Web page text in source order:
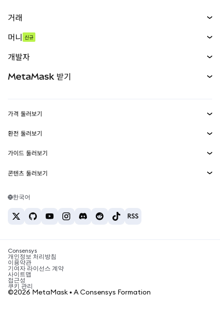
거래
무기한 선물
실물자산
머니 신규
개발자
MetaMask Connect
Snaps
웹3 서비스
MetaMask 받기
보안
고객 지원
채용
가격 둘러보기
이더리움 가격
솔라나 가격
테더 가격
환전 둘러보기
ETH를 USD로 환전
USDT를 INR로 환전
BTC를 INR로 환전
ETH를 USDT로 환전
가이드 둘러보기
ETH 매수
USDT 매수
SHIB 매수
BNB 매수
콘텐츠 둘러보기
솔라나 지갑
암호화폐 세금 뉴스
암호화폐 매수 방법
비트코인 매도 방법
한국어
Consensys
개인정보 처리방침
이용약관
기여자 라이선스 계약
사이트맵
접근성
쿠키 관리
©2026 MetaMask • A Consensys Formation